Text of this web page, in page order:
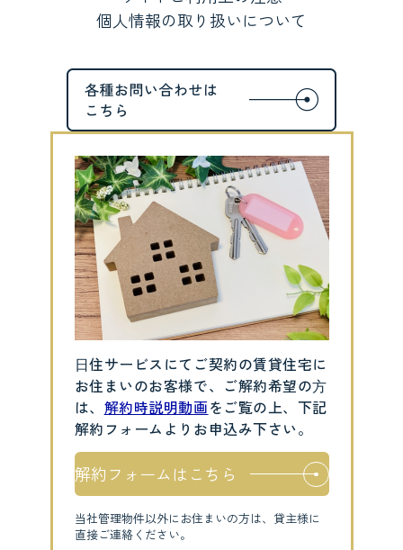
個人情報の取り扱いについて
⽇住サービスにてご契約の賃貸住宅に
お住まいのお客様で、ご解約希望の⽅
は、 解約時説明動画をご覧の上、下記
解約フォームよりお申込み下さい。
解約フォームはこちら
当社管理物件以外にお住まいの方は、貸主様に
直接ご連絡ください。